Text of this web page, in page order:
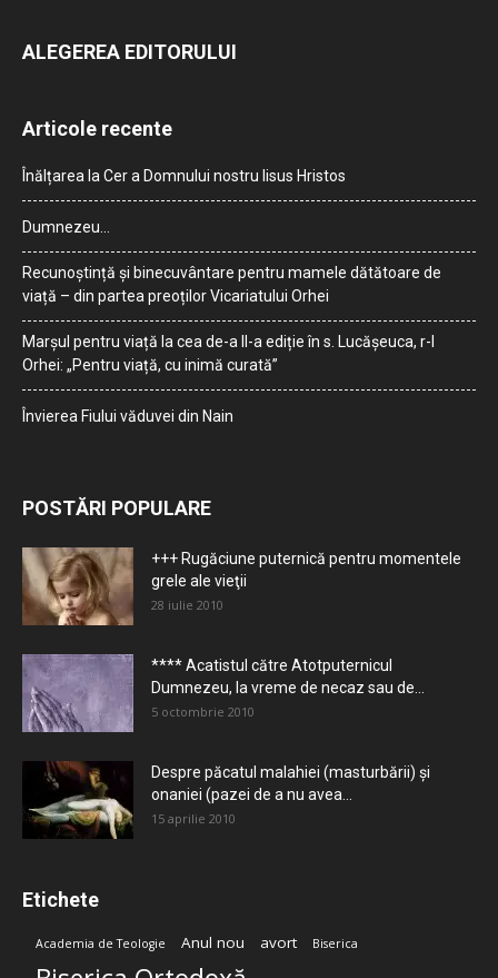
ALEGEREA EDITORULUI
Articole recente
Înălțarea la Cer a Domnului nostru Iisus Hristos
Dumnezeu…
Recunoștință și binecuvântare pentru mamele dătătoare de
viață – din partea preoților Vicariatului Orhei
Marșul pentru viață la cea de-a II-a ediție în s. Lucășeuca, r-l
Orhei: „Pentru viață, cu inimă curată”
Învierea Fiului văduvei din Nain
POSTĂRI POPULARE
+++ Rugăciune puternică pentru momentele
grele ale vieţii
28 iulie 2010
**** Acatistul către Atotputernicul
Dumnezeu, la vreme de necaz sau de...
5 octombrie 2010
Despre păcatul malahiei (masturbării) şi
onaniei (pazei de a nu avea...
15 aprilie 2010
Etichete
Academia de Teologie Anul nou avort Biserica